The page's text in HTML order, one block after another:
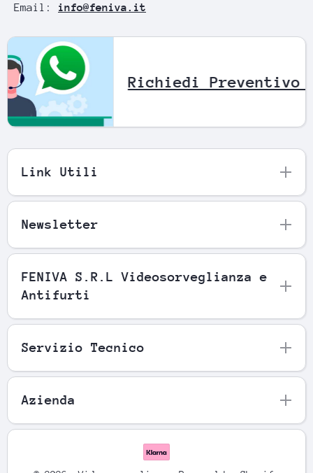
Email: info@feniva.it
Richiedi
Link Utili
Newsletter
FENIVA S.R.L Videosorveglianza e
Antifurti
Servizio Tecnico
Azienda
Metodi di pagamento